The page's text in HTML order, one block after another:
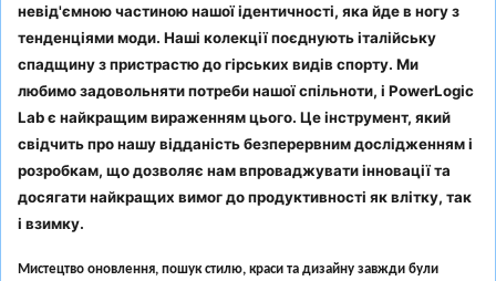
невід'ємною частиною нашої ідентичності, яка йде в ногу з
тенденціями моди. Наші колекції поєднують італійську
спадщину з пристрастю до гірських видів спорту. Ми
любимо задовольняти потреби нашої спільноти, і PowerLogic
Lab є найкращим вираженням цього. Це інструмент, який
свідчить про нашу відданість безперервним дослідженням і
розробкам, що дозволяє нам впроваджувати інновації та
досягати найкращих вимог до продуктивності як влітку, так
і взимку.
Мистецтво оновлення, пошук стилю, краси та дизайну завжди були